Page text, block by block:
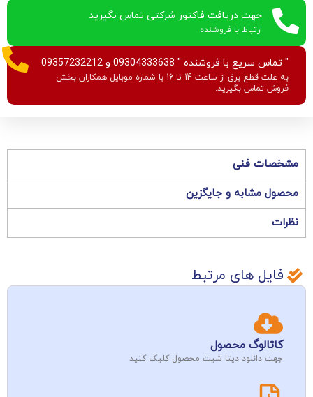
جهت دریافت فاکتور شرکتی تماس بگیرید
ارتباط با فروشنده
" تماس سریع با فروشنده " 09304333638 و 09357232212
به علت قطع برق از ساعت 14 تا 16 با شماره موبایل همکاران بخش
فروش تماس بگیرید.
مشخصات فنی
محصول مشابه و جایگزین
نظرات
فایل های مرتبط
کاتالوگ محصول
جهت دانلود دیتا شیت محصول کلیک کنید